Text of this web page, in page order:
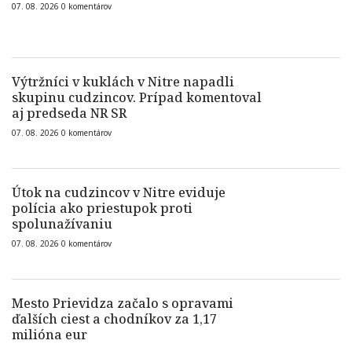
07. 08. 2026 0 komentárov
Výtržníci v kuklách v Nitre napadli
skupinu cudzincov. Prípad komentoval
aj predseda NR SR
07. 08. 2026 0 komentárov
Útok na cudzincov v Nitre eviduje
polícia ako priestupok proti
spolunažívaniu
07. 08. 2026 0 komentárov
Mesto Prievidza začalo s opravami
ďalších ciest a chodníkov za 1,17
milióna eur